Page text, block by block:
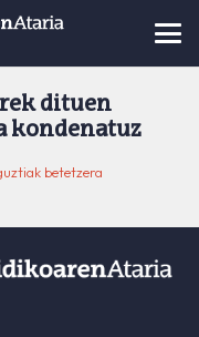
dituen
kondenatuz
betetzera